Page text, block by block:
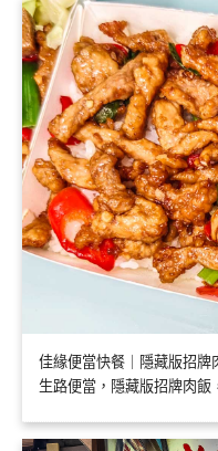
佳緣便當快餐｜隱藏版招牌
生路便當，隱藏版招牌肉飯